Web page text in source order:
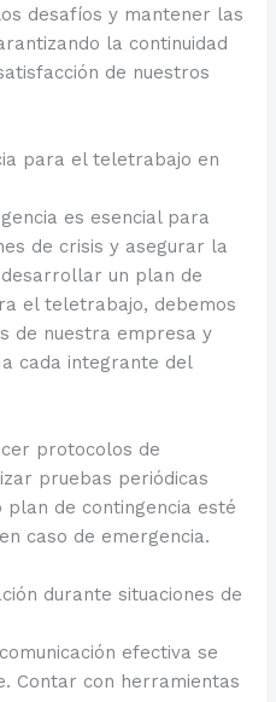
desafíos y mantener las
la continuidad
de nuestros
para el teletrabajo en
es esencial para
de crisis y asegurar la
desarrollar un plan de
el teletrabajo, debemos
de nuestra empresa y
cada integrante del
protocolos de
pruebas periódicas
de contingencia esté
caso de emergencia.
durante situaciones de
efectiva se
Contar con herramientas